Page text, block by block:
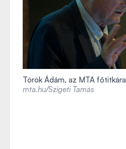
Török Ádám, az MTA főtitkára
mta.hu/Szigeti Tamás